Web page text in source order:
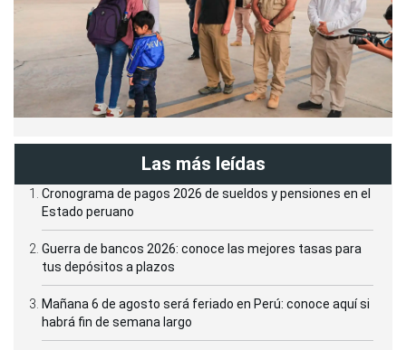
Las más leídas
Cronograma de pagos 2026 de sueldos y pensiones en el
Estado peruano
Guerra de bancos 2026: conoce las mejores tasas para
tus depósitos a plazos
Mañana 6 de agosto será feriado en Perú: conoce aquí si
habrá fin de semana largo